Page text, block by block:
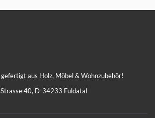
aus Holz, Möbel & Wohnzubehör!
40, D-34233 Fuldatal